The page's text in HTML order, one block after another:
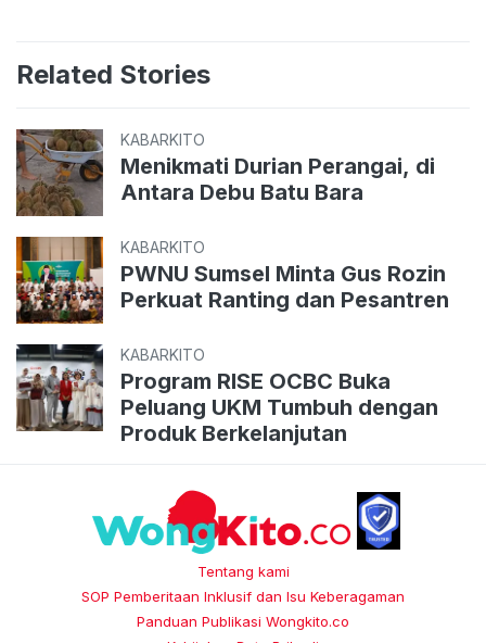
Related Stories
KABARKITO
Menikmati Durian Perangai, di
Antara Debu Batu Bara
KABARKITO
PWNU Sumsel Minta Gus Rozin
Perkuat Ranting dan Pesantren
KABARKITO
Program RISE OCBC Buka
Peluang UKM Tumbuh dengan
Produk Berkelanjutan
Tentang kami
SOP Pemberitaan Inklusif dan Isu Keberagaman
Panduan Publikasi Wongkito.co